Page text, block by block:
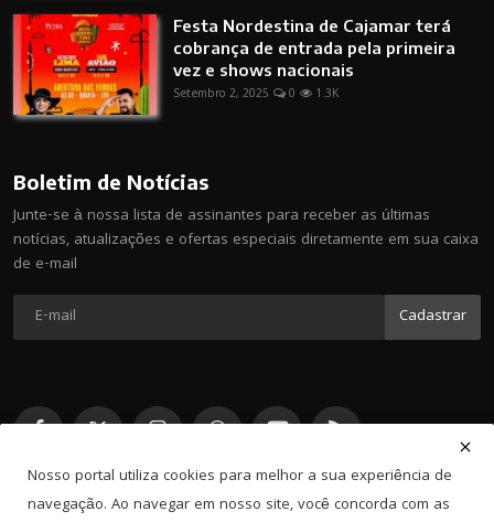
Festa Nordestina de Cajamar terá
cobrança de entrada pela primeira
vez e shows nacionais
Setembro 2, 2025
0 1.3K
Boletim de Notícias
Junte-se à nossa lista de assinantes para receber as últimas
notícias, atualizações e ofertas especiais diretamente em sua caixa
de e-mail
Cadastrar
Nosso portal utiliza cookies para melhor a sua experiência de
navegação. Ao navegar em nosso site, você concorda com as